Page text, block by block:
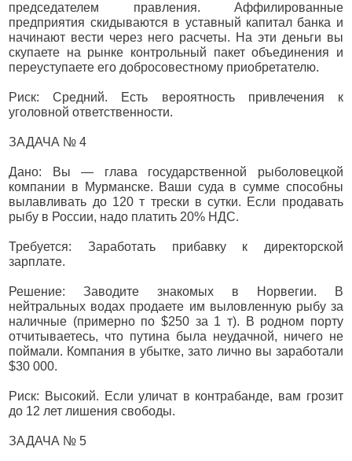
председателем правления. Аффилированные
предприятия скидываются в уставный капитал банка и
начинают вести через него расчеты. На эти деньги вы
скупаете на рынке контрольный пакет объединения и
переуступаете его добросовестному приобретателю.
Риск: Средний. Есть вероятность привлечения к
уголовной ответственности.
ЗАДАЧА № 4
Дано: Вы — глава государственной рыболовецкой
компании в Мурманске. Ваши суда в сумме способны
вылавливать до 120 т трески в сутки. Если продавать
рыбу в России, надо платить 20% НДС.
Требуется: Заработать прибавку к директорской
зарплате.
Решение: Заводите знакомых в Норвегии. В
нейтральных водах продаете им выловленную рыбу за
наличные (примерно по $250 за 1 т). В родном порту
отчитываетесь, что путина была неудачной, ничего не
поймали. Компания в убытке, зато лично вы заработали
$30 000.
Риск: Высокий. Если уличат в контрабанде, вам грозит
до 12 лет лишения свободы.
ЗАДАЧА № 5